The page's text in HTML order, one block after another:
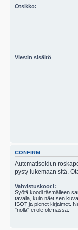
Otsikko:
Viestin sisältö:
CONFIRM
Automatisoidun
pysty lukemaan sitä.
Vahvistuskoodi:
Syötä koodi täsmälleen
tavalla, kuin näet sen
ISOT ja pienet kirjaimet.
"nolla" ei ole olemassa.